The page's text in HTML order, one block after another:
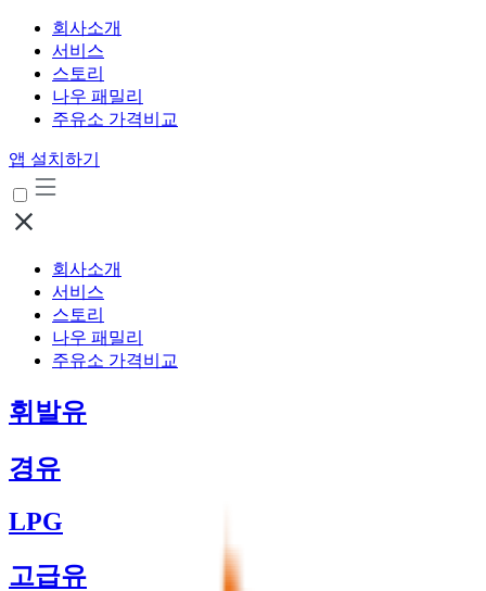
회사소개
서비스
스토리
나우 패밀리
주유소 가격비교
앱 설치하기
회사소개
서비스
스토리
나우 패밀리
주유소 가격비교
휘발유
경유
LPG
고급유